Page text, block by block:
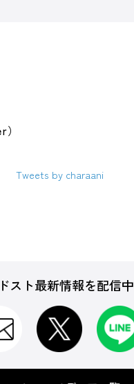
Tweets by charaani
スト最新情報を配信中